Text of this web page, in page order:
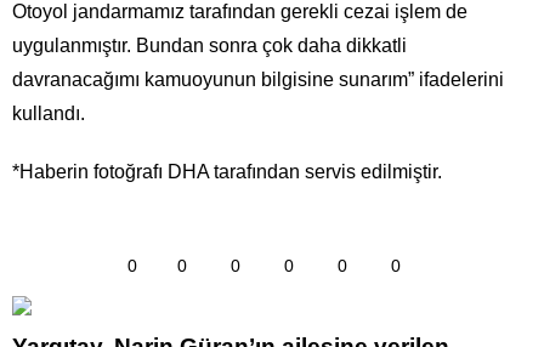
Otoyol jandarmamız tarafından gerekli cezai işlem de
uygulanmıştır. Bundan sonra çok daha dikkatli
davranacağımı kamuoyunun bilgisine sunarım” ifadelerini
kullandı.
*Haberin fotoğrafı DHA tarafından servis edilmiştir.
0 0 0 0 0 0